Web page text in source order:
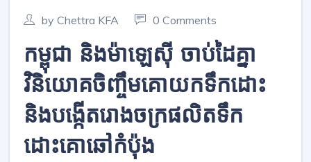
by Chettra KFA 0 Comments
កម្ពុជា និងម៉ាឡេស៊ី ចាប់ដៃគ្នា
វិនិយោគចិញ្ចឹមគោយកទឹកដោះ
និងបង្កើតរោងចក្រផលិតទឹក
ដោះគោឆៅកំប៉ុង